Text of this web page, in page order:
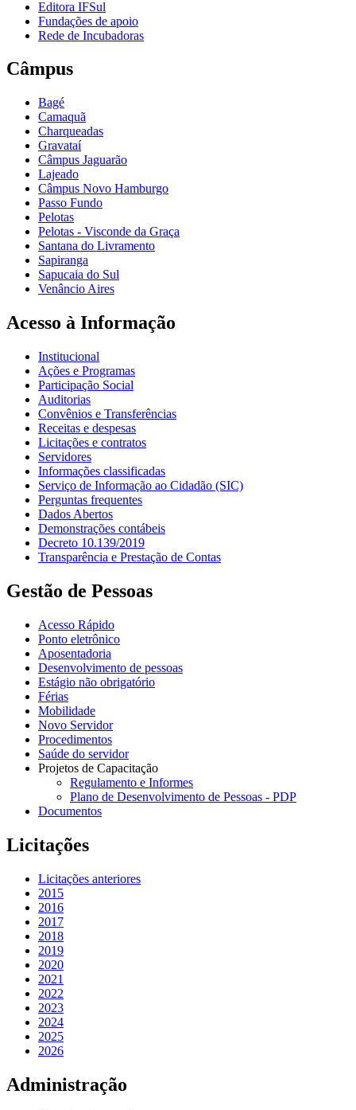
Editora IFSul
Fundações de apoio
Rede de Incubadoras
Câmpus
Bagé
Camaquã
Charqueadas
Gravataí
Câmpus Jaguarão
Lajeado
Câmpus Novo Hamburgo
Passo Fundo
Pelotas
Pelotas - Visconde da Graça
Santana do Livramento
Sapiranga
Sapucaia do Sul
Venâncio Aires
Acesso à Informação
Institucional
Ações e Programas
Participação Social
Auditorias
Convênios e Transferências
Receitas e despesas
Licitações e contratos
Servidores
Informações classificadas
Serviço de Informação ao Cidadão (SIC)
Perguntas frequentes
Dados Abertos
Demonstrações contábeis
Decreto 10.139/2019
Transparência e Prestação de Contas
Gestão de Pessoas
Acesso Rápido
Ponto eletrônico
Aposentadoria
Desenvolvimento de pessoas
Estágio não obrigatório
Férias
Mobilidade
Novo Servidor
Procedimentos
Saúde do servidor
Projetos de Capacitação
Regulamento e Informes
Plano de Desenvolvimento de Pessoas - PDP
Documentos
Licitações
Licitações anteriores
2015
2016
2017
2018
2019
2020
2021
2022
2023
2024
2025
2026
Administração